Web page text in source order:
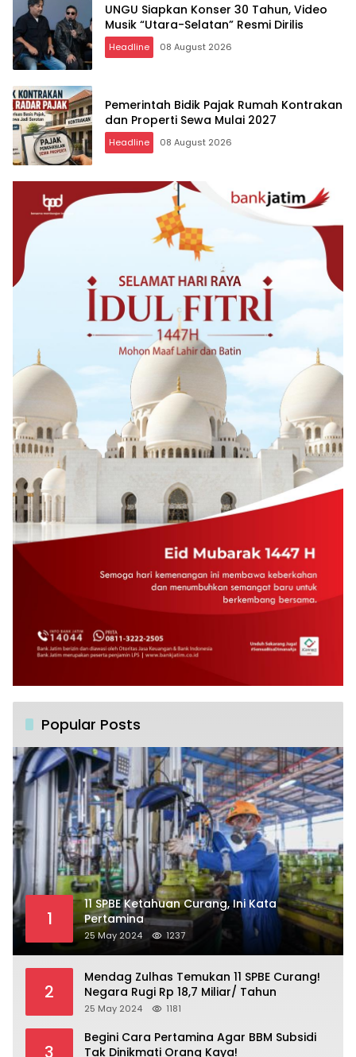
UNGU Siapkan Konser 30 Tahun, Video
Musik “Utara-Selatan” Resmi Dirilis
Headline 08 August 2026
Pemerintah Bidik Pajak Rumah Kontrakan
dan Properti Sewa Mulai 2027
Headline 08 August 2026
Popular Posts
1
11 SPBE Ketahuan Curang, Ini Kata
Pertamina
25 May 2024 1237
2
Mendag Zulhas Temukan 11 SPBE Curang!
Negara Rugi Rp 18,7 Miliar/ Tahun
25 May 2024 1181
3
Begini Cara Pertamina Agar BBM Subsidi
Tak Dinikmati Orang Kaya!